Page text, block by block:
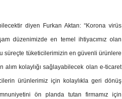
diyen Furkan Aktan: “Korona virüs
düzenimizde en temel ihtiyacımız olan
süreçte tüketicilerimizin en güvenli ürünlere
alım kolaylığı sağlayabilecek olan e-ticaret
ürünlerimiz için kolaylıkla geri dönüş
ön planda tutan firmamız için